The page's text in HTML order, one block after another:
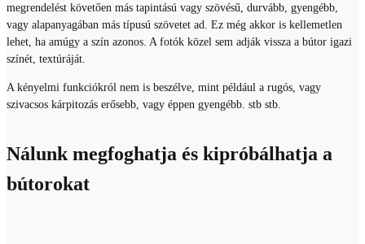
megrendelést követően más tapintású vagy szövésű, durvább, gyengébb,
vagy alapanyagában más típusú szövetet ad. Ez még akkor is kellemetlen
lehet, ha amúgy a szín azonos. A fotók közel sem adják vissza a bútor igazi
színét, textúráját.
A kényelmi funkciókról nem is beszélve, mint például a rugós, vagy
szivacsos kárpitozás erősebb, vagy éppen gyengébb. stb stb.
Nálunk megfoghatja és kipróbálhatja a
bútorokat